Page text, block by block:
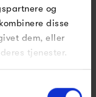
og
disse
dem, eller
tjenester.
Naram
Small - Baby